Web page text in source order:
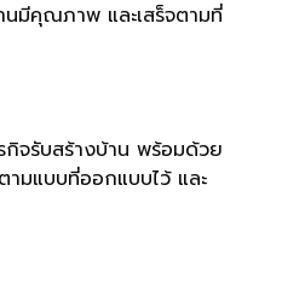
นมีคุณภาพ และเสร็จตามที่
จรับสร้างบ้าน พร้อมด้วย
ามแบบที่ออกแบบไว้ และ